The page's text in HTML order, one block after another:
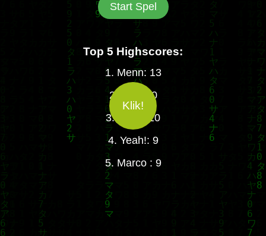
Klik!
Start Spel
Top 5 Highscores:
1. Menn: 13
2. JKL: 10
3. Chris: 10
4. Yeah!: 9
5. Marco : 9